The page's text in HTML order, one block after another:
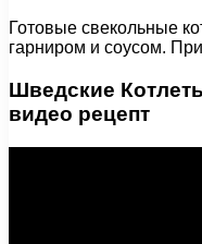
Готовые свекольные
гарниром и соусом.
Шведские
видео рецепт